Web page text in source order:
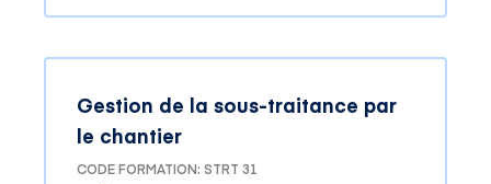
Gestion de la sous-traitance par
le chantier
CODE FORMATION: STRT 31